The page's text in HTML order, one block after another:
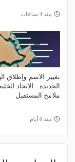
منذ 4 ساعات
تغيير الاسم وإطلاق
الجديدة.. الاتحاد
ملامح المستقبل
منذ 6 أيام